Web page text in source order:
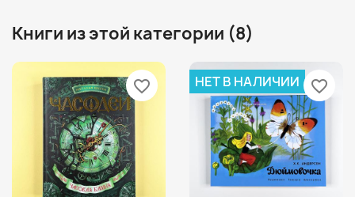
Книги из этой категории (8)
favorite_border НЕТ В НАЛИЧИИ favorite_border